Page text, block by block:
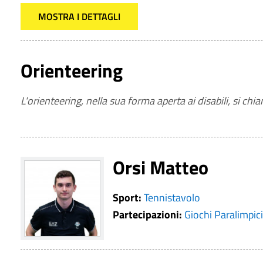
MOSTRA I DETTAGLI
Orienteering
L'orienteering, nella sua forma aperta ai disabili, si
Orsi Matteo
Sport:Tennistavolo
Partecipazioni: Giochi